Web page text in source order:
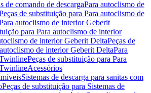
de comando de descargaPara autoclismo de
de substituição para Para autoclismo de
autoclismo de interior Geberit
para Para autoclismo de interior
de interior Geberit DeltaPeças de
de interior Geberit DeltaPara
Peças de substituição para Para
Acessórios
Sistemas de descarga para sanitas com
Peças de substituição para Sistemas de